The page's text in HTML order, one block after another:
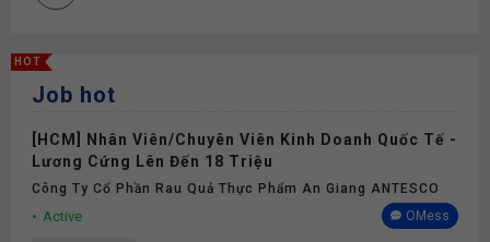
HOT
Job hot
[HCM] Nhân Viên/Chuyên Viên Kinh Doanh Quốc Tế -
Lương Cứng Lên Đến 18 Triệu
Công Ty Cổ Phần Rau Quả Thực Phẩm An Giang ANTESCO
Active OMess